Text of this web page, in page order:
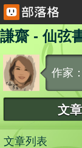
謙齋 - 仙弦
作家
文章
文章列表